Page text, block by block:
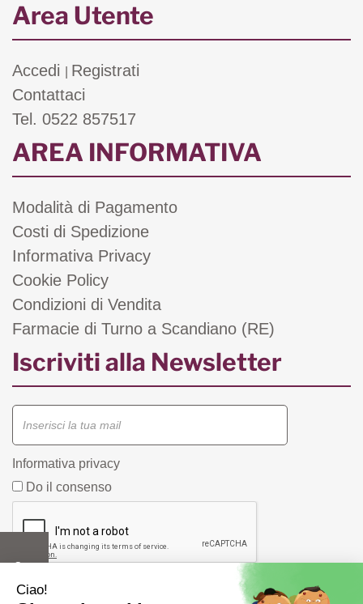
Area Utente
Accedi
Registrati
Contattaci
Tel. 0522 857517
AREA INFORMATIVA
Modalità di Pagamento
Costi di Spedizione
Informativa Privacy
Cookie Policy
Condizioni di Vendita
Farmacie di Turno a Scandiano (RE)
Iscriviti alla Newsletter
Informativa privacy
Do il consenso